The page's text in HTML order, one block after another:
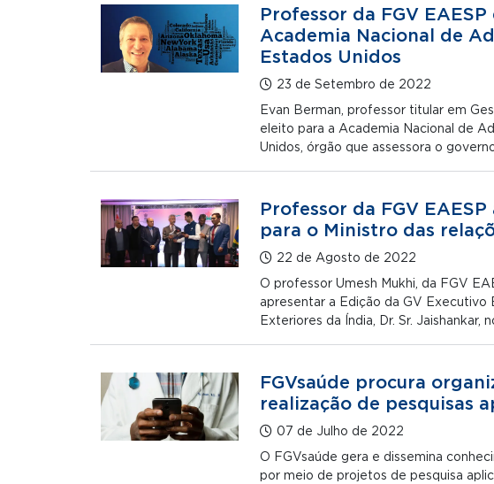
Professor da FGV
Academia Nacional de
Estados Unidos
23 de Setembro de 2022
Evan Berman, professor titular em
eleito para a Academia Nacional de
Unidos, órgão que assessora o
Professor da FGV
para o Ministro das
22 de Agosto de 2022
O professor Umesh Mukhi, da FGV
apresentar a Edição da GV Executivo
Exteriores da Índia, Dr. Sr. Jaishankar,
FGVsaúde procura
realização de pesquisas
07 de Julho de 2022
O FGVsaúde gera e dissemina
por meio de projetos de pesquisa